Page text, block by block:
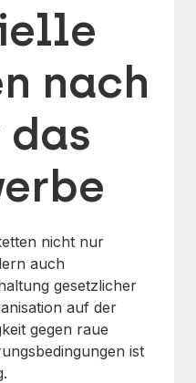
nach
das
nicht nur
auch
gesetzlicher
auf der
gegen raue
ist